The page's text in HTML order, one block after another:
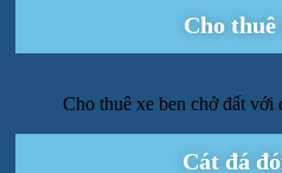
Cho thuê
Cho thuê xe ben chở đất
Cát đá